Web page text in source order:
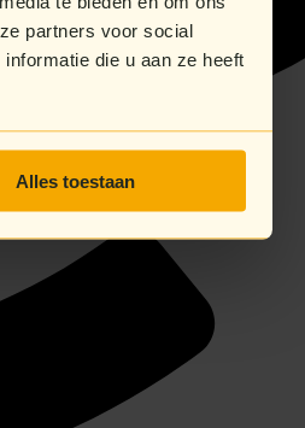
partners voor social
die u aan ze heeft
Alles toestaan